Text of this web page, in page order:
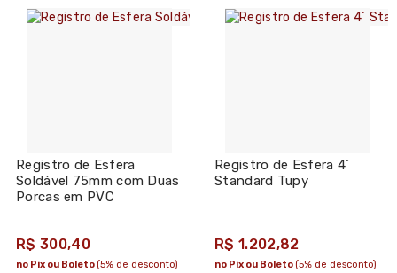
Registro de Esfera
Soldável 75mm com Duas
Porcas em PVC
R$ 300,40
no Pix ou Boleto(5% de desconto)
Registro de Esfera 4´
Standard Tupy
R$ 1.202,82
no Pix ou Boleto(5% de desconto)